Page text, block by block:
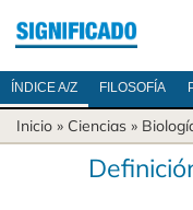
ÍNDICE A/Z FILOSOFÍA
Inicio » Ciencias »